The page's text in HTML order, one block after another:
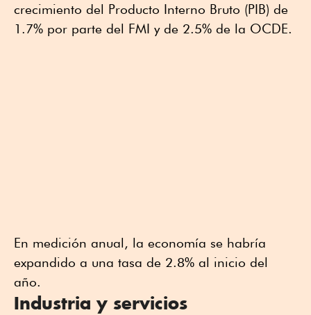
crecimiento del Producto Interno Bruto (PIB) de
1.7% por parte del FMI y de 2.5% de la OCDE.
En medición anual, la economía se habría
expandido a una tasa de 2.8% al inicio del
año.
Industria y servicios